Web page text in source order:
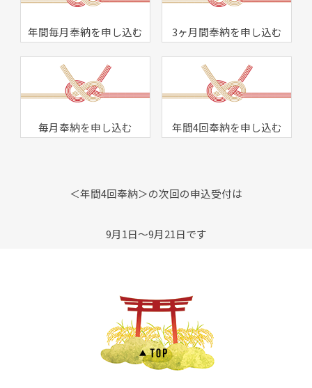
年間毎月奉納を申し込む 3ヶ月間奉納を申し込む
毎月奉納を申し込む 年間4回奉納を申し込む
＜年間4回奉納＞の次回の申込受付は
9月1日～9月21日です